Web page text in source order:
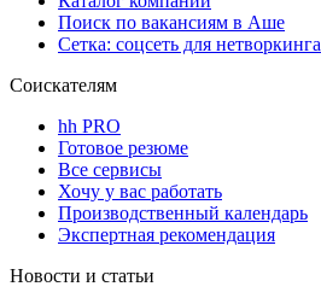
Поиск по вакансиям в Аше
Сетка: соцсеть для нетворкинга
Соискателям
hh PRO
Готовое резюме
Все сервисы
Хочу у вас работать
Производственный календарь
Экспертная рекомендация
Новости и статьи